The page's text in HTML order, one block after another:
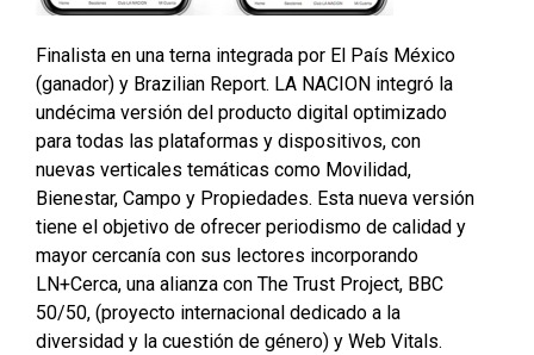
Finalista en una terna integrada por El País México
(ganador) y Brazilian Report. LA NACION integró la
undécima versión del producto digital optimizado
para todas las plataformas y dispositivos, con
nuevas verticales temáticas como Movilidad,
Bienestar, Campo y Propiedades. Esta nueva versión
tiene el objetivo de ofrecer periodismo de calidad y
mayor cercanía con sus lectores incorporando
LN+Cerca, una alianza con The Trust Project, BBC
50/50, (proyecto internacional dedicado a la
diversidad y la cuestión de género) y Web Vitals.